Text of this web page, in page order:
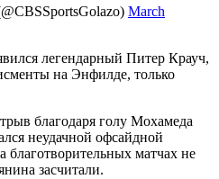
March
легендарный Питер Крауч,
на Энфилде, только
благодаря голу Мохамеда
неудачной офсайдной
матчах не
засчитали.